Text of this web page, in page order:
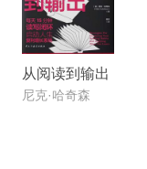
从阅读到输出
尼克·哈奇森